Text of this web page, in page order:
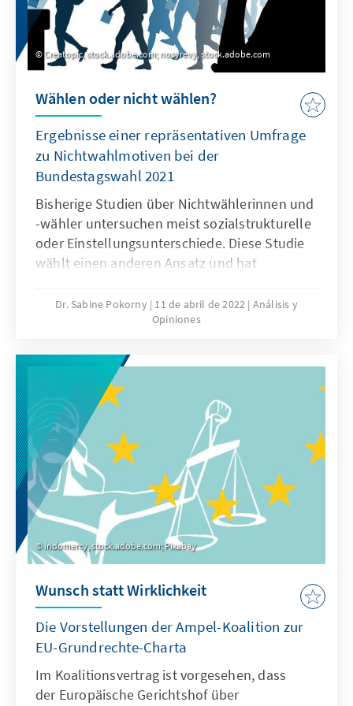
Creatopic, stock.adobe.com; nosyrevy, stock.adobe.com
Wählen oder nicht wählen?
Ergebnisse einer repräsentativen Umfrage
zu Nichtwahlmotiven bei der
Bundestagswahl 2021
Bisherige Studien über Nichtwählerinnen und
-wähler untersuchen meist sozialstrukturelle
oder Einstellungsunterschiede. Diese Studie
wählt einen anderen Ansatz und hat
dieser Studie eine Entwicklung nachzeichnen,
da ein Teil dieser Motive bereits in einer
Dr. Sabine Pokorny 11 de abril de 2022 Análisis y
Opiniones
indomercy, stock.adobe.com; Pixabay
Wunsch statt Wirklichkeit
Die Vorstellungen der Ampel-Koalition zur
EU-Grundrechte-Charta
Im Koalitionsvertrag ist vorgesehen, dass
der Europäische Gerichtshof über